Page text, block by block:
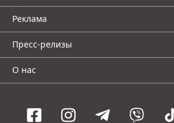
Реклама
Пресс-релизы
О нас